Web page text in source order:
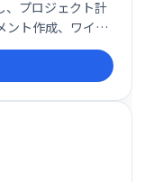
、プロジェクト計
ント作成、ワイヤ
ンドマップなどを
。直感的なイン
スムーズに連携
複雑な情報を分か
ます。